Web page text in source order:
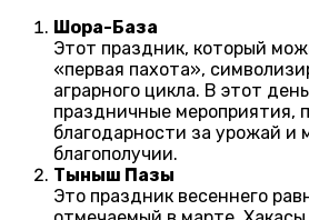
Шора-База
Этот праздник, который
«первая пахота»,
аграрного цикла. В этот
праздничные мероприятия,
благодарности за урожай и
благополучии.
Тыныш Пазы
Это праздник весеннего